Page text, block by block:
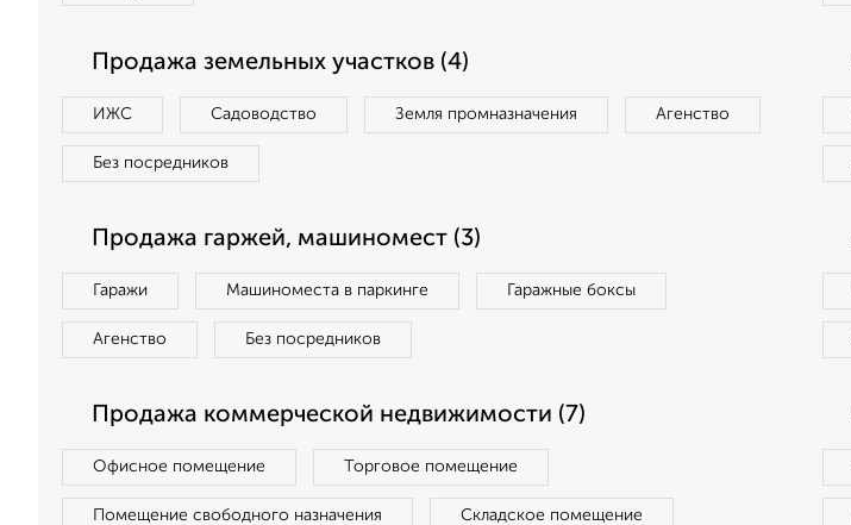
Продажа земельных участков (4)
ИЖС Садоводство Земля промназначения Агенство
Без посредников
Продажа гаржей, машиномест (3)
Гаражи Машиноместа в паркинге Гаражные боксы
Агенство Без посредников
Продажа коммерческой недвижимости (7)
Офисное помещение Торговое помещение
Помещение свободного назначения Складское помещение